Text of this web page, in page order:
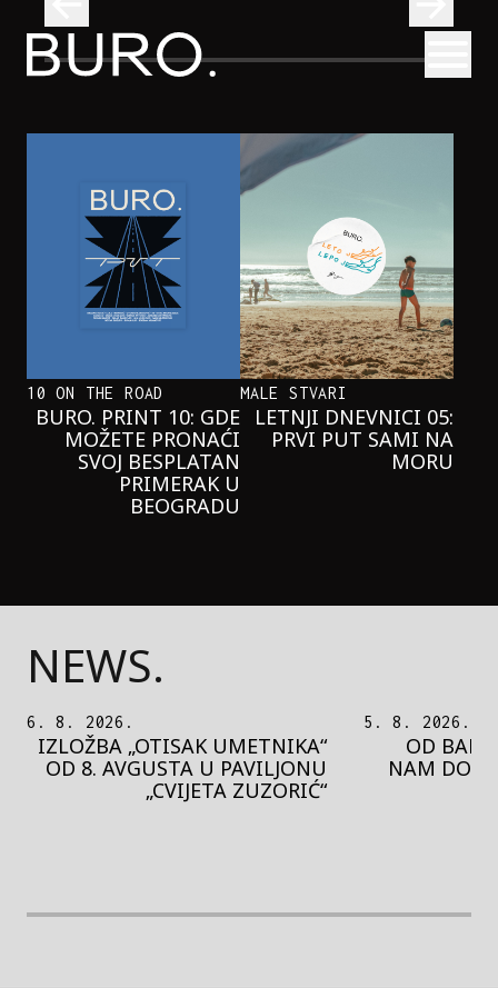
BURO.
NEOBIČNA PRIČA O BLIZNAKINJAMA
KOJE SU INSPIRISALE NOVI
HERCOGOV FILM
10 ON THE ROAD
BURO. PRINT 10: GDE
MOŽETE PRONAĆI
SVOJ BESPLATAN
PRIMERAK U
BEOGRADU
MALE STVARI
LETNJI DNEVNICI 05:
PRVI PUT SAMI NA
MORU
NEWS.
5. 8. 2026.
OD BAROKA DO REJVA: ŠTA
NAM DONOSI NOVI BUPBAP
FESTIVAL?
5. 8. 2026.
PEDJA
MOTIVE